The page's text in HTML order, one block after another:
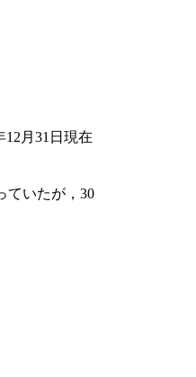
月31日現在
ていたが，30